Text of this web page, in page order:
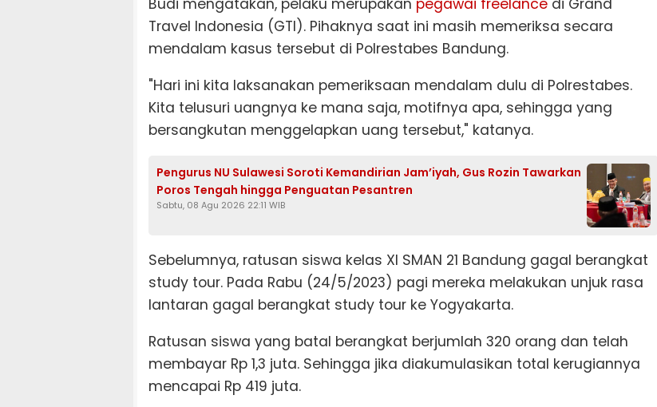
Budi mengatakan, pelaku merupakan pegawai freelance di Grand
Travel Indonesia (GTI). Pihaknya saat ini masih memeriksa secara
mendalam kasus tersebut di Polrestabes Bandung.
"Hari ini kita laksanakan pemeriksaan mendalam dulu di Polrestabes.
Kita telusuri uangnya ke mana saja, motifnya apa, sehingga yang
bersangkutan menggelapkan uang tersebut," katanya.
Pengurus NU Sulawesi Soroti Kemandirian Jam’iyah, Gus Rozin Tawarkan
Poros Tengah hingga Penguatan Pesantren
Sabtu, 08 Agu 2026 22:11 WIB
Sebelumnya, ratusan siswa kelas XI SMAN 21 Bandung gagal berangkat
study tour. Pada Rabu (24/5/2023) pagi mereka melakukan unjuk rasa
lantaran gagal berangkat study tour ke Yogyakarta.
Ratusan siswa yang batal berangkat berjumlah 320 orang dan telah
membayar Rp 1,3 juta. Sehingga jika diakumulasikan total kerugiannya
mencapai Rp 419 juta.